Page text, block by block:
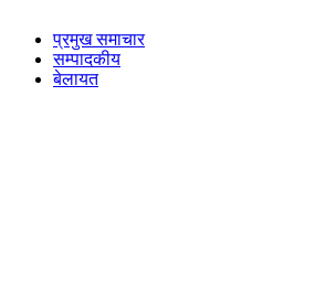
प्रमुख समाचार
सम्पादकीय
बेलायत